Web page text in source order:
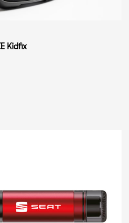
Kidfix